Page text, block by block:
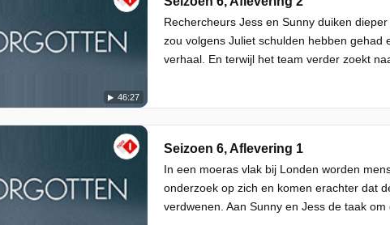
46:27
Rechercheurs Jess en Sunny duiken
zou volgens Juliet schulden hebben
verhaal. En terwijl het team verder zoekt
Seizoen 6, Aflevering 1
In een moeras vlak bij Londen worden
onderzoek op zich en komen erachter dat
verdwenen. Aan Sunny en Jess de taak